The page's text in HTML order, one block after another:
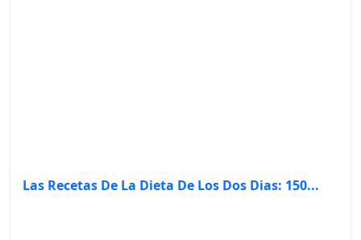
Las Recetas De La Dieta De Los Dos Dias: 150...